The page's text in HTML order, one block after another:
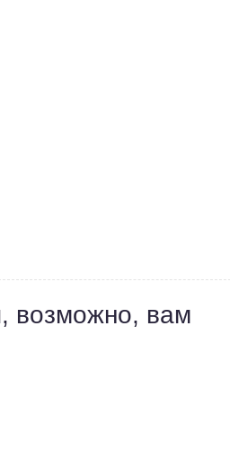
возможно, вам